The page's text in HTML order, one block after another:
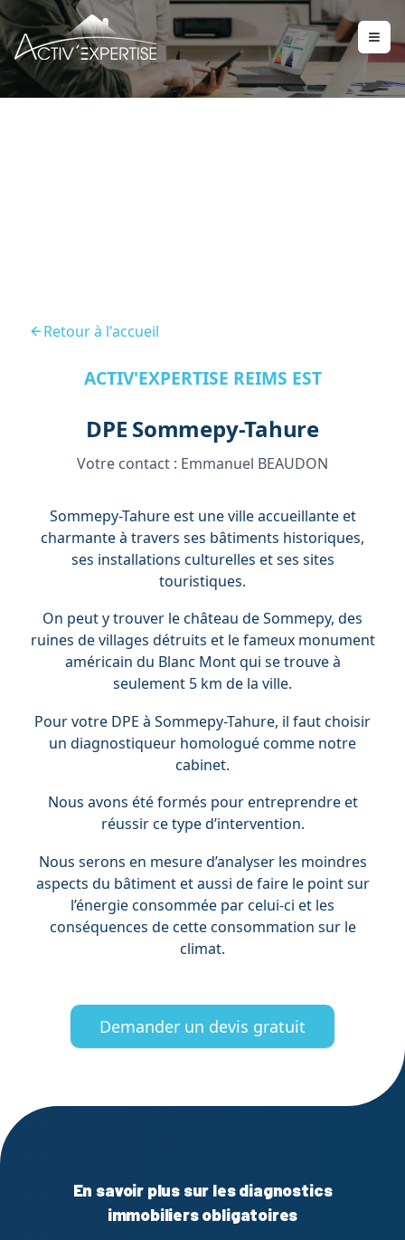
Retour à l'accueil
ACTIV'EXPERTISE REIMS EST
DPE Sommepy-Tahure
Votre contact : Emmanuel BEAUDON
Sommepy-Tahure est une ville accueillante et
charmante à travers ses bâtiments historiques,
ses installations culturelles et ses sites
touristiques.
On peut y trouver le château de Sommepy, des
ruines de villages détruits et le fameux monument
américain du Blanc Mont qui se trouve à
seulement 5 km de la ville.
Pour votre DPE à Sommepy-Tahure, il faut choisir
un diagnostiqueur homologué comme notre
cabinet.
Nous avons été formés pour entreprendre et
réussir ce type d’intervention.
Nous serons en mesure d’analyser les moindres
aspects du bâtiment et aussi de faire le point sur
l’énergie consommée par celui-ci et les
conséquences de cette consommation sur le
climat.
Demander un devis gratuit
En savoir plus sur les diagnostics
immobiliers obligatoires